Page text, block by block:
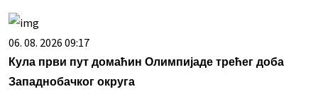
06. 08. 2026 09:17
Кула први пут домаћин Олимпијаде трећег доба
Западнобачког округа